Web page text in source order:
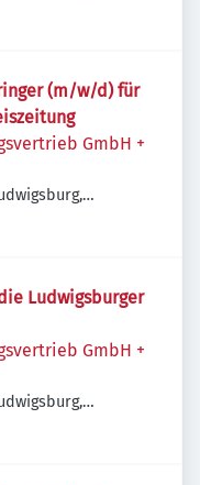
(m/w/d) für
GmbH +
Ludwigsburger
GmbH +